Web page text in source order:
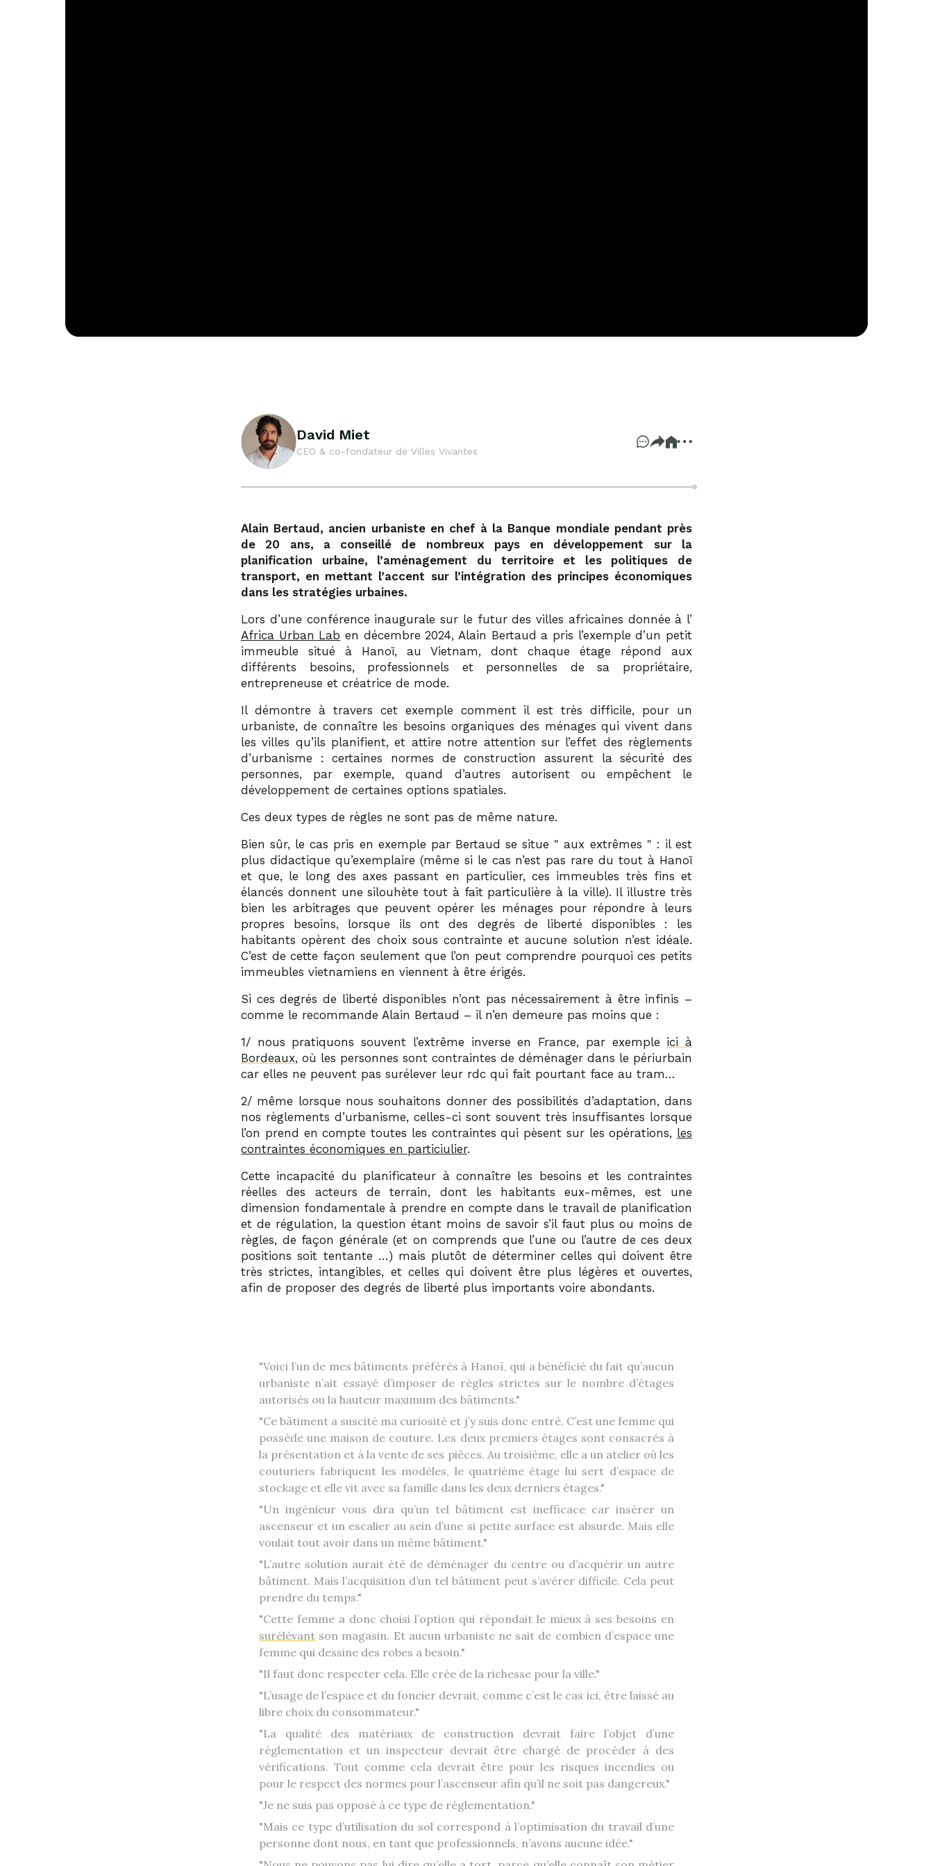
David Miet
CEO & co-fondateur de Villes Vivantes
Alain Bertaud, ancien urbaniste en chef à la Banque mondiale pendant près
de 20 ans, a conseillé de nombreux pays en développement sur la
planification urbaine, l’aménagement du territoire et les politiques de
transport, en mettant l’accent sur l’intégration des principes économiques
dans les stratégies urbaines.
Lors d’une conférence inaugurale sur le futur des villes africaines donnée à l’
Africa Urban Lab en décembre 2024, Alain Bertaud a pris l’exemple d’un petit
immeuble situé à Hanoï, au Vietnam, dont chaque étage répond aux
différents besoins, professionnels et personnelles de sa propriétaire,
entrepreneuse et créatrice de mode.
Il démontre à travers cet exemple comment il est très difficile, pour un
urbaniste, de connaître les besoins organiques des ménages qui vivent dans
les villes qu’ils planifient, et attire notre attention sur l’effet des règlements
d’urbanisme : certaines normes de construction assurent la sécurité des
personnes, par exemple, quand d’autres autorisent ou empêchent le
développement de certaines options spatiales.
Ces deux types de règles ne sont pas de même nature.
Bien sûr, le cas pris en exemple par Bertaud se situe
aux extrêmes
: il est
plus didactique qu’exemplaire (même si le cas n’est pas rare du tout à Hanoï
et que, le long des axes passant en particulier, ces immeubles très fins et
élancés donnent une silouhète tout à fait particulière à la ville). Il illustre très
bien les arbitrages que peuvent opérer les ménages pour répondre à leurs
propres besoins, lorsque ils ont des degrés de liberté disponibles : les
habitants opèrent des choix sous contrainte et aucune solution n’est idéale.
C’est de cette façon seulement que l’on peut comprendre pourquoi ces petits
immeubles vietnamiens en viennent à être érigés.
Si ces degrés de liberté disponibles n’ont pas nécessairement à être infinis –
comme le recommande Alain Bertaud – il n’en demeure pas moins que :
1/ nous pratiquons souvent l’extrême inverse en France, par exemple ici à
Bordeaux, où les personnes sont contraintes de déménager dans le périurbain
car elles ne peuvent pas surélever leur rdc qui fait pourtant face au tram…
2/ même lorsque nous souhaitons donner des possibilités d’adaptation, dans
nos règlements d’urbanisme, celles-ci sont souvent très insuffisantes lorsque
l’on prend en compte toutes les contraintes qui pèsent sur les opérations, les
contraintes économiques en particiulier.
Cette incapacité du planificateur à connaître les besoins et les contraintes
réelles des acteurs de terrain, dont les habitants eux-mêmes, est une
dimension fondamentale à prendre en compte dans le travail de planification
et de régulation, la question étant moins de savoir s’il faut plus ou moins de
règles, de façon générale (et on comprends que l’une ou l’autre de ces deux
positions soit tentante …) mais plutôt de déterminer celles qui doivent être
très strictes, intangibles, et celles qui doivent être plus légères et ouvertes,
afin de proposer des degrés de liberté plus importants voire abondants.
Voici l’un de mes bâtiments préférés à Hanoï, qui a bénéficié du fait qu’aucun
urbaniste n’ait essayé d’imposer de règles strictes sur le nombre d’étages
autorisés ou la hauteur maximum des bâtiments.
Ce bâtiment a suscité ma curiosité et j’y suis donc entré. C’est une femme qui
possède une maison de couture. Les deux premiers étages sont consacrés à
la présentation et à la vente de ses pièces. Au troisième, elle a un atelier où les
couturiers fabriquent les modèles, le quatrième étage lui sert d’espace de
stockage et elle vit avec sa famille dans les deux derniers étages.
Un ingénieur vous dira qu’un tel bâtiment est inefficace car insérer un
ascenseur et un escalier au sein d’une si petite surface est absurde. Mais elle
voulait tout avoir dans un même bâtiment.
L’autre solution aurait été de déménager du centre ou d’acquérir un autre
bâtiment. Mais l’acquisition d’un tel bâtiment peut s’avérer difficile. Cela peut
prendre du temps.
Cette femme a donc choisi l’option qui répondait le mieux à ses besoins en
surélévant son magasin. Et aucun urbaniste ne sait de combien d’espace une
femme qui dessine des robes a besoin.
Il faut donc respecter cela. Elle crée de la richesse pour la ville.
L’usage de l’espace et du foncier devrait, comme c’est le cas ici, être laissé au
libre choix du consommateur.
La qualité des matériaux de construction devrait faire l’objet d’une
réglementation et un inspecteur devrait être chargé de procéder à des
vérifications. Tout comme cela devrait être pour les risques incendies ou
pour le respect des normes pour l’ascenseur afin qu’il ne soit pas dangereux.
Je ne suis pas opposé à ce type de réglementation.
Mais ce type d’utilisation du sol correspond à l’optimisation du travail d’une
personne dont nous, en tant que professionnels, n’avons aucune idée.